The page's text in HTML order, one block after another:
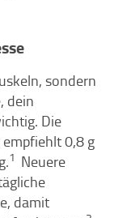
sondern
dein
Die
0,8 g
1 Neuere
damit